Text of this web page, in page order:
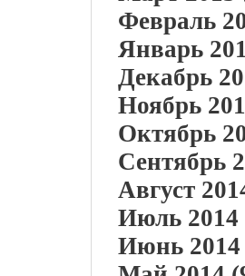
Февраль
Январь
Декабрь
Ноябрь
Октябрь
Сентябрь
Август
Июль 2014
Июнь 2014